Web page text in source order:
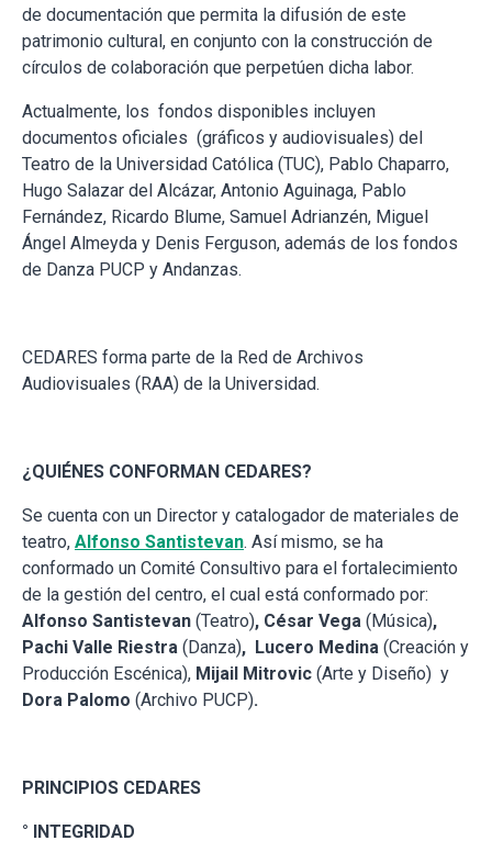
de documentación que permita la difusión de este
patrimonio cultural, en conjunto con la construcción de
círculos de colaboración que perpetúen dicha labor.
Actualmente, los fondos disponibles incluyen
documentos oficiales (gráficos y audiovisuales) del
Teatro de la Universidad Católica (TUC), Pablo Chaparro,
Hugo Salazar del Alcázar, Antonio Aguinaga, Pablo
Fernández, Ricardo Blume, Samuel Adrianzén, Miguel
Ángel Almeyda y Denis Ferguson, además de los fondos
de Danza PUCP y Andanzas.
CEDARES forma parte de la Red de Archivos
Audiovisuales (RAA) de la Universidad.
¿QUIÉNES CONFORMAN CEDARES?
Se cuenta con un Director y catalogador de materiales de
teatro, Alfonso Santistevan. Así mismo, se ha
conformado un Comité Consultivo para el fortalecimiento
de la gestión del centro, el cual está conformado por:
Alfonso Santistevan (Teatro), César Vega (Música),
Pachi Valle Riestra (Danza), Lucero Medina (Creación y
Producción Escénica), Mijail Mitrovic (Arte y Diseño) y
Dora Palomo (Archivo PUCP).
PRINCIPIOS CEDARES
° INTEGRIDAD